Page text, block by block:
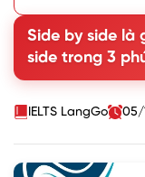
2. Cách dùng cấu
3. Các cụm từ
4. Bài tập vận
Side by side là
side trong 3
IELTS LangGo 05/